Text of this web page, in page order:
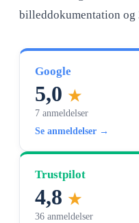
billeddokumentation og
Google
5,0 ★
7 anmeldelser
Se anmeldelser →
Trustpilot
4,8 ★
36 anmeldelser